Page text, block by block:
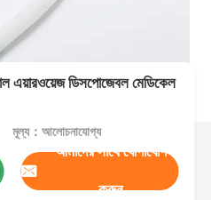
এয়ারওয়েজ ডিসপোজেবল মেডিকেল
মূল্য：আলোচনাযোগ্য
আমাদের সাথে যোগাযোগ
করুন